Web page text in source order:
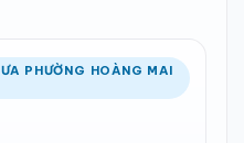
Khả năng mưa
PHƯỜNG HOÀNG MAI